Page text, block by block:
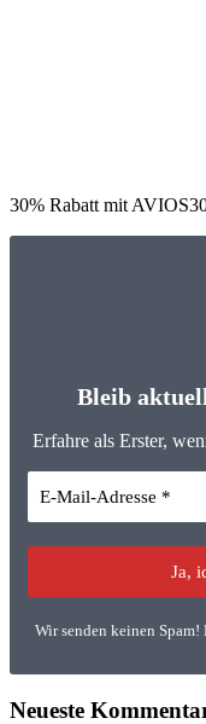
30% Rabatt mit
Bleib
Erfahre als Erster,
Wir senden keinen Spam!
Neueste